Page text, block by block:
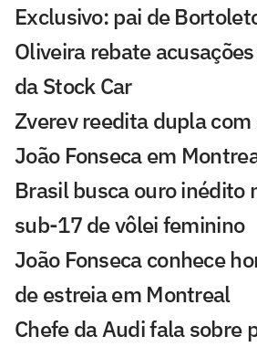
Exclusivo: pai de
Oliveira rebate
da Stock Car
Zverev reedita dupla
João Fonseca em
Brasil busca ouro inédito
sub-17 de vôlei feminino
João Fonseca conhece
de estreia em Montreal
Chefe da Audi fala sobre